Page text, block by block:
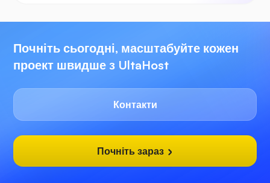
Почніть сьогодні, масштабуйте кожен
проект швидше з UltaHost
Контакти
Почніть зараз